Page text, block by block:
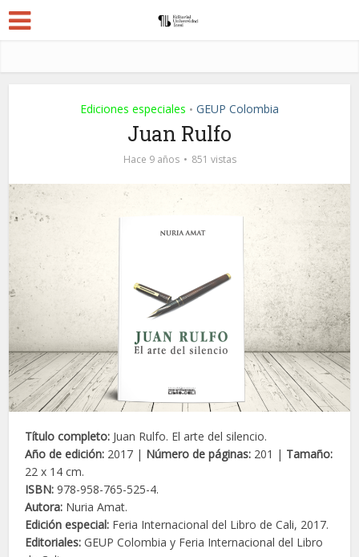
Ediciones especiales • GEUP Colombia
Juan Rulfo
Hace 9 años 851 vistas
Título completo: Juan Rulfo. El arte del silencio.
Año de edición: 2017 | Número de páginas: 201 | Tamaño:
22 x 14 cm.
ISBN: 978-958-765-525-4.
Autora: Nuria Amat.
Edición especial: Feria Internacional del Libro de Cali, 2017.
Editoriales: GEUP Colombia y Feria Internacional del Libro